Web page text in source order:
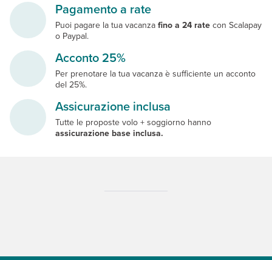
Pagamento a rate
Puoi pagare la tua vacanza fino a 24 rate con Scalapay
o Paypal.
Acconto 25%
Per prenotare la tua vacanza è sufficiente un acconto
del 25%.
Assicurazione inclusa
Tutte le proposte volo + soggiorno hanno
assicurazione base inclusa.